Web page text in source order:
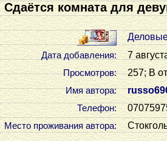
Сдаётся комната для
Дата добавления: 7
Просмотров: 257; В
Имя автора:
Телефон:
Место проживания автора: